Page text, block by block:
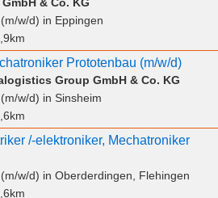
& Co. KG
w/d) in Eppingen
Prototenbau (m/w/d)
Group GmbH & Co. KG
w/d) in Sinsheim
/-elektroniker, Mechatroniker
w/d) in Oberderdingen, Flehingen